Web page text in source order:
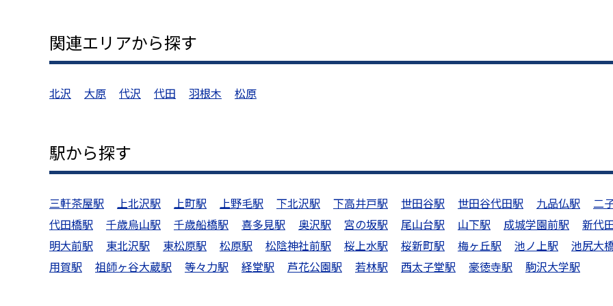
関連エリアから探す
北沢 大原 代沢 代田 羽根木 松原
駅から探す
三軒茶屋駅 上北沢駅 上町駅 上野毛駅 下北沢駅 下高井戸駅 世田谷駅 世田谷代田駅 九品仏駅
二
代田橋駅
千歳烏山駅 千歳船橋駅 喜多見駅 奥沢駅 宮の坂駅 尾山台駅 山下駅 成城学園前駅
新代
明大前駅
東北沢駅 東松原駅 松原駅 松陰神社前駅 桜上水駅 桜新町駅 梅ヶ丘駅 池ノ上駅
池尻大
用賀駅
祖師ヶ谷大蔵駅 等々力駅 経堂駅 芦花公園駅 若林駅 西太子堂駅 豪徳寺駅 駒沢大学駅